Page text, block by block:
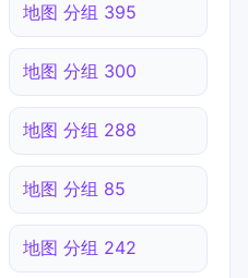
地图 分组 395
地图 分组 300
地图 分组 288
地图 分组 85
地图 分组 242